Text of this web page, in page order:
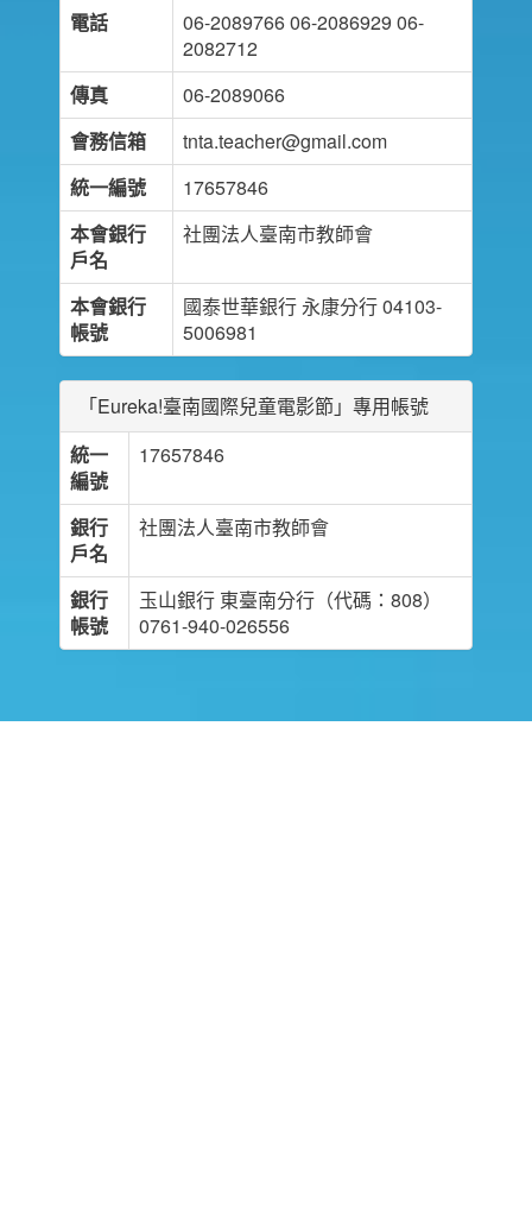
電話
06-2089766 06-2086929 06-
2082712
傳真
06-2089066
會務信箱
tnta.teacher@gmail.com
統一編號
17657846
本會銀行
戶名
社團法人臺南市教師會
本會銀行
帳號
國泰世華銀行 永康分行 04103-
5006981
「Eureka!臺南國際兒童電影節」專用帳號
統一
編號
17657846
銀行
戶名
社團法人臺南市教師會
銀行
帳號
玉山銀行 東臺南分行（代碼：808）
0761-940-026556